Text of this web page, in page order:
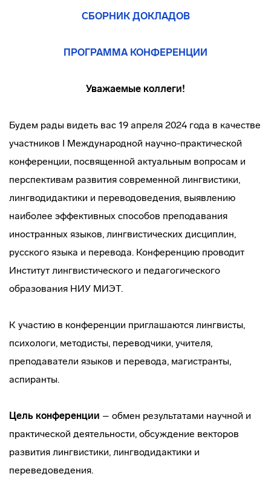
СБОРНИК ДОКЛАДОВ
ПРОГРАММА КОНФЕРЕНЦИИ
Уважаемые коллеги!
Будем рады видеть вас 19 апреля 2024 года в качестве
участников I Международной научно-практической
конференции, посвященной актуальным вопросам и
перспективам развития современной лингвистики,
лингводидактики и переводоведения, выявлению
наиболее эффективных способов преподавания
иностранных языков, лингвистических дисциплин,
русского языка и перевода. Конференцию проводит
Институт лингвистического и педагогического
образования НИУ МИЭТ.
К участию в конференции приглашаются лингвисты,
психологи, методисты, переводчики, учителя,
преподаватели языков и перевода, магистранты,
аспиранты.
Цель конференции – обмен результатами научной и
практической деятельности, обсуждение векторов
развития лингвистики, лингводидактики и
переведоведения.